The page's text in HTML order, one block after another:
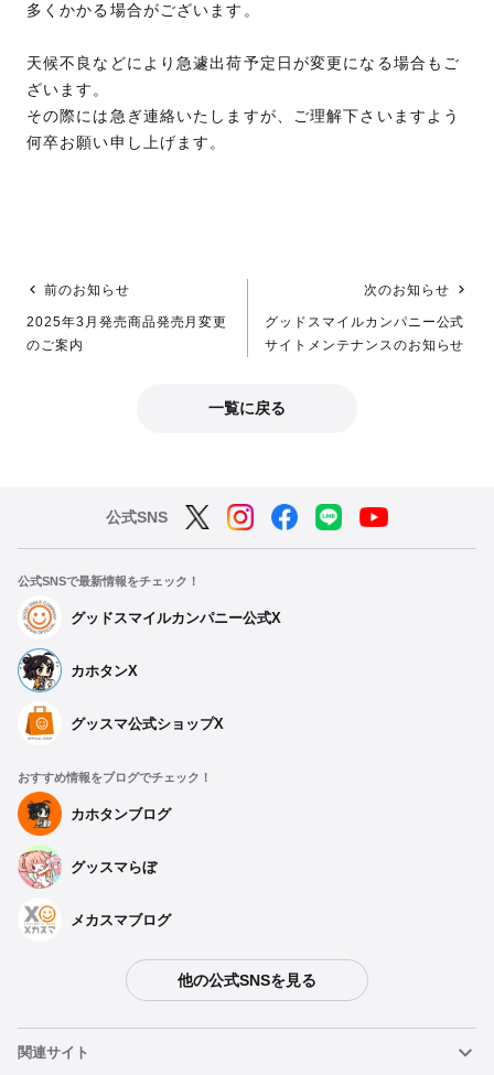
多くかかる場合がございます。
天候不良などにより急遽出荷予定日が変更になる場合もご
ざいます。
その際には急ぎ連絡いたしますが、ご理解下さいますよう
何卒お願い申し上げます。
前のお知らせ
2025年3月発売商品発売月変更
のご案内
次のお知らせ
グッドスマイルカンパニー公式
サイトメンテナンスのお知らせ
一覧に戻る
公式SNS
公式SNSで最新情報をチェック！
グッドスマイルカンパニー公式X
カホタンX
グッスマ公式ショップX
おすすめ情報をブログでチェック！
カホタンブログ
グッスマらぼ
メカスマブログ
他の公式SNSを見る
関連サイト